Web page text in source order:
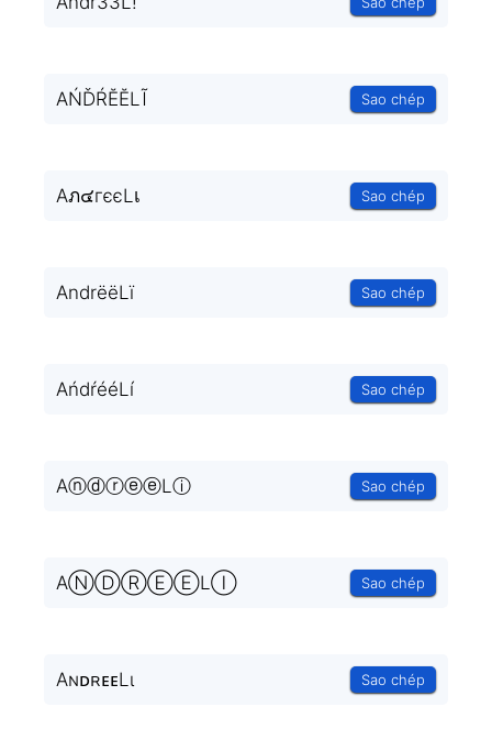
AŃĎŔĔĔLĨ Sao chép
Aภ๔гєєLเ Sao chép
AndrëëLï Sao chép
AńdŕééLí Sao chép
AⓝⓓⓡⓔⓔLⓘ Sao chép
AⓃⒹⓇⒺⒺLⒾ Sao chép
AɴᴅʀᴇᴇLι Sao chép